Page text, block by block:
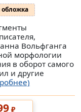
обложка
Вольфганга
морфологии
в оборот самого
и другие
₽